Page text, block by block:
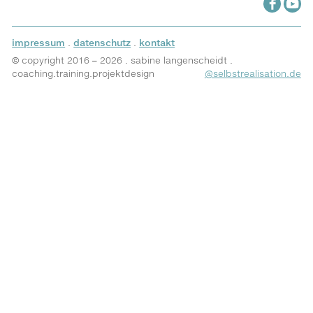
impressum datenschutz
kontakt
© copyright 2016 – 2026 . sabine langenscheidt .
coaching.training.projektdesign
@selbstrealisation.de